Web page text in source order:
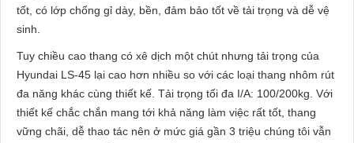
tốt, có lớp chống gỉ dày, bền, đảm bảo tốt về tải trọng và dễ vệ
sinh.
Tuy chiều cao thang có xê dịch một chút nhưng tải trọng của
Hyundai LS-45 lại cao hơn nhiều so với các loại thang nhôm rút
đa năng khác cùng thiết kế. Tải trọng tối đa I/A: 100/200kg. Với
thiết kế chắc chắn mang tới khả năng làm việc rất tốt, thang
vững chãi, dễ thao tác nên ở mức giá gần 3 triệu chúng tôi vẫn